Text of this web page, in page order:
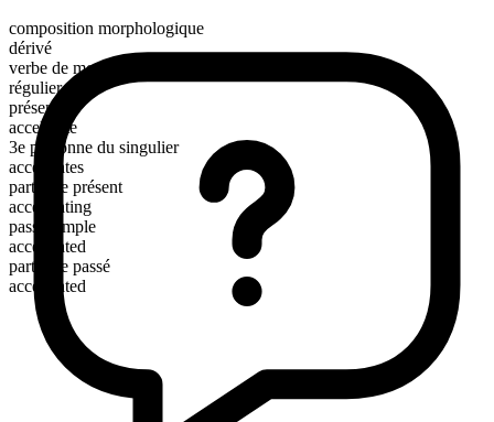
composition morphologique
dérivé
verbe de mouvement
régulier
présent
accelerate
3e personne du singulier
accelerates
participe présent
accelerating
passé simple
accelerated
participe passé
accelerated